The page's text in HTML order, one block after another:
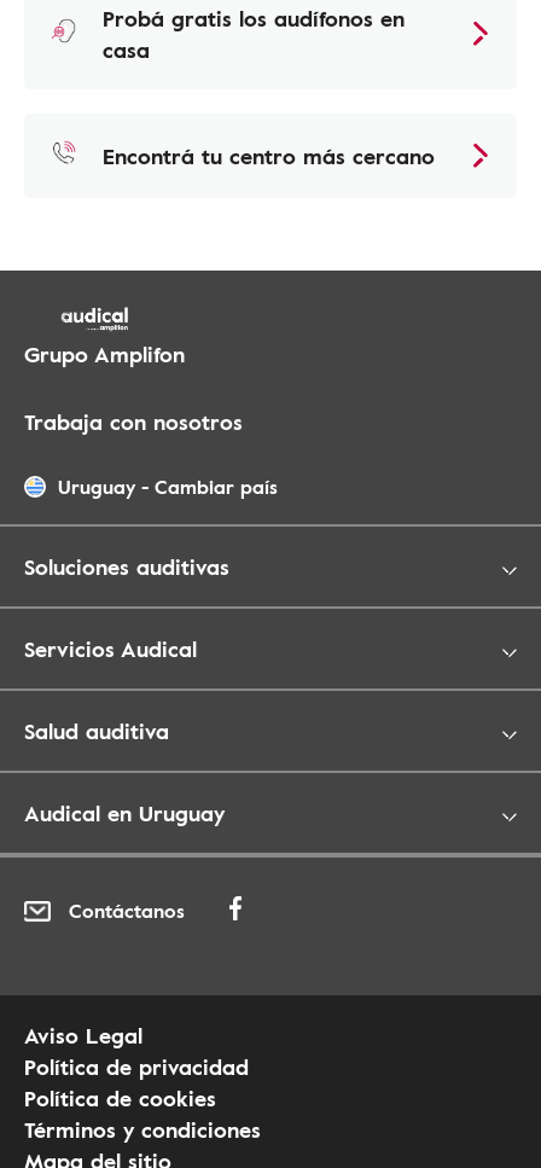
Probá gratis los audífonos en
casa
Encontrá tu centro más cercano
Grupo Amplifon
Trabaja con nosotros
Uruguay - Cambiar país
Soluciones auditivas
Servicios Audical
Salud auditiva
Audical en Uruguay
Contáctanos
Aviso Legal
Política de privacidad
Política de cookies
Términos y condiciones
Mapa del sitio